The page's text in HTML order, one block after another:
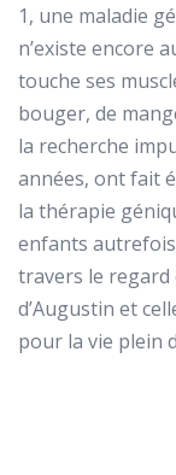
1, une maladie
n’existe encore
touche ses
bouger, de
la recherche
années, ont fait
la thérapie
enfants
travers le regard
d’Augustin et
pour la vie plein